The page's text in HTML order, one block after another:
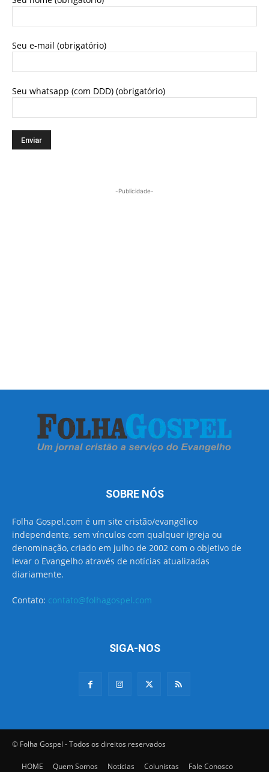
Seu e-mail (obrigatório)
Seu whatsapp (com DDD) (obrigatório)
-Publicidade-
SOBRE NÓS
Folha Gospel.com é um site cristão/evangélico
independente, sem vínculos com qualquer igreja ou
denominação, criado em julho de 2002 com o objetivo de
levar o Evangelho através de notícias atualizadas
diariamente.
Contato: contato@folhagospel.com
SIGA-NOS
© Folha Gospel - Todos os direitos reservados
HOME Quem Somos Notícias Colunistas
Fale Conosco